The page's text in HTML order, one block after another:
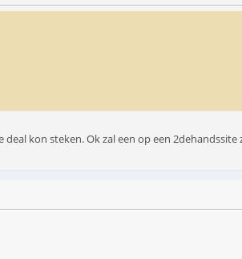
kon steken. Ok zal een op een 2dehandssite